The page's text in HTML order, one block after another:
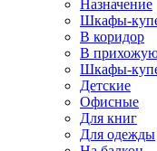
Назначение
Шкафы-
В коридор
В
Шкафы-
Детские
Офисные
Для книг
Для одежды